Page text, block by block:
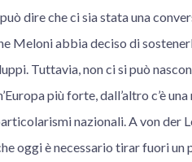
dire che ci sia stata una
Meloni abbia deciso di
Tuttavia, non ci si può
più forte, dall’altro c’è
nazionali. A von der
oggi è necessario tirar fuori